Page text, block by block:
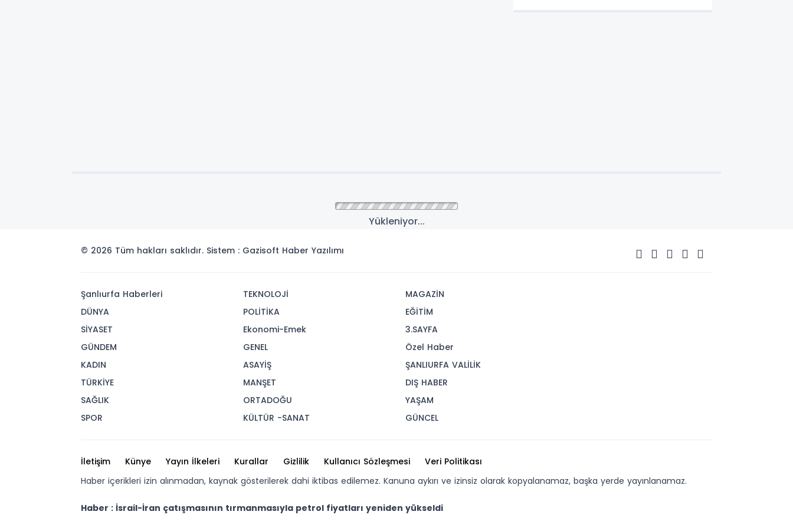
Yükleniyor...
© 2026 Tüm hakları saklıdır. Sistem : Gazisoft Haber Yazılımı
Şanlıurfa Haberleri
DÜNYA
SİYASET
GÜNDEM
KADIN
TÜRKİYE
SAĞLIK
SPOR
TEKNOLOJİ
POLİTİKA
Ekonomi-Emek
GENEL
ASAYİŞ
MANŞET
ORTADOĞU
KÜLTÜR -SANAT
MAGAZİN
EĞİTİM
3.SAYFA
Özel Haber
ŞANLIURFA VALİLİK
DIŞ HABER
YAŞAM
GÜNCEL
İletişim Künye Yayın İlkeleri Kurallar Gizlilik Kullanıcı Sözleşmesi
Veri Politikası
Haber içerikleri izin alınmadan, kaynak gösterilerek dahi iktibas edilemez. Kanuna aykırı ve izinsiz olarak kopyalanamaz, başka yerde yayınlanamaz.
Haber : İsrail-İran çatışmasının tırmanmasıyla petrol fiyatları yeniden yükseldi